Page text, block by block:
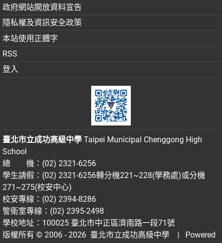
政府網站開放資料宣告
隱私權及資訊安全政策
本站使用正體字
RSS
登入
臺北市立成功高級中學 Taipei Municipal Chenggong High
School
總 機：(02) 2321-6256
學生請假：(02) 2321-6256轉分機221~228(學務處)或分機
271~275(校安中心)
校安專線：(02) 2394-8286
警衛室專線：(02) 2395-2498
學校地址：100025 臺北市中正區濟南路一段71號
版權所有 © 2006 - 2026 臺北市立成功高級中學
| Powered